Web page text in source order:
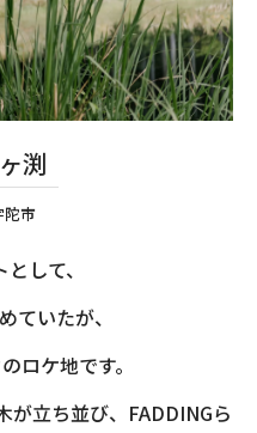
渕
陀市
して、
ていたが、
ロケ地です。
が立ち並び、FADDINGら